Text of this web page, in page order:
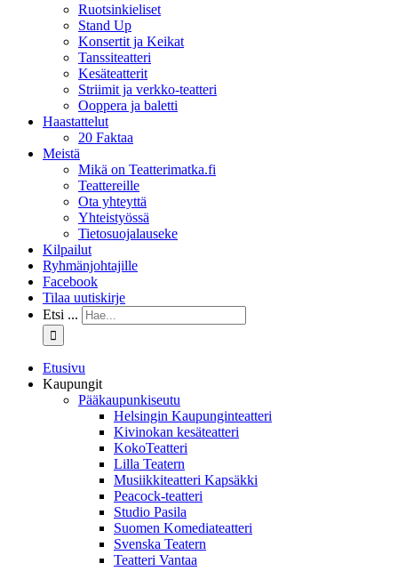
Ruotsinkieliset
Stand Up
Konsertit ja Keikat
Tanssiteatteri
Kesäteatterit
Striimit ja verkko-teatteri
Ooppera ja baletti
Haastattelut
20 Faktaa
Meistä
Mikä on Teatterimatka.fi
Teattereille
Ota yhteyttä
Yhteistyössä
Tietosuojalauseke
Kilpailut
Ryhmänjohtajille
Facebook
Tilaa uutiskirje
Etsi ...
Etusivu
Kaupungit
Pääkaupunkiseutu
Helsingin Kaupunginteatteri
Kivinokan kesäteatteri
KokoTeatteri
Lilla Teatern
Musiikkiteatteri Kapsäkki
Peacock-teatteri
Studio Pasila
Suomen Komediateatteri
Svenska Teatern
Teatteri Vantaa